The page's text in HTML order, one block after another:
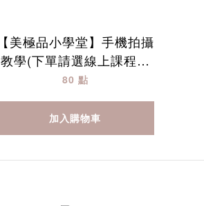
【美極品小學堂】手機拍攝
教學(下單請選線上課程兌
換免運費)
80 點
加入購物車